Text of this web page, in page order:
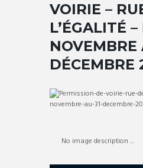
VOIRIE –
L’ÉGALITÉ
NOVEMBRE
DÉCEMBRE
No image description ...